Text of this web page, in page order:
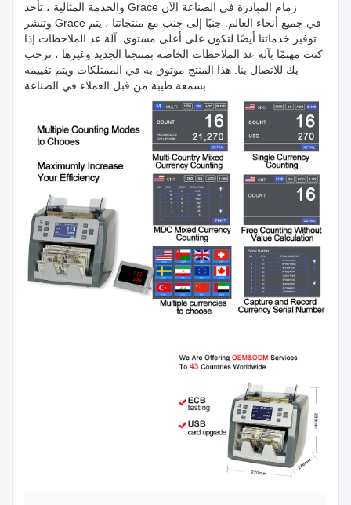
والخدمة المثالية ، تأخذ Grace زمام المبادرة في الصناعة الآن
وتنشر Grace في جميع أنحاء العالم. جنبًا إلى جنب مع منتجاتنا ، يتم
توفير خدماتنا أيضًا لتكون على أعلى مستوى. آلة عد الملاحظات إذا
كنت مهتمًا بآلة عد الملاحظات الخاصة بمنتجنا الجديد وغيرها ، نرحب
بك للاتصال بنا. هذا المنتج موثوق به في الممتلكات ويتم تقييمه